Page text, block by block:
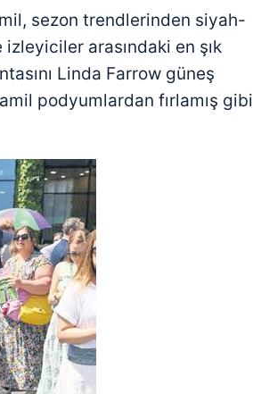
sezon trendlerinden siyah-
arasındaki en şık
Linda Farrow güneş
podyumlardan fırlamış gibi